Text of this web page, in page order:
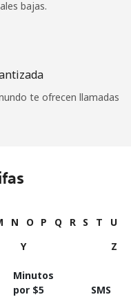
bajas.
te ofrecen llamadas
N O P Q R S T
U
Y Z
Minutos
por ⁦$5⁩
SMS